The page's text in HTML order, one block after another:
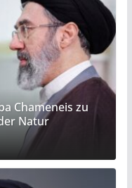
Chameneis zu
Natur